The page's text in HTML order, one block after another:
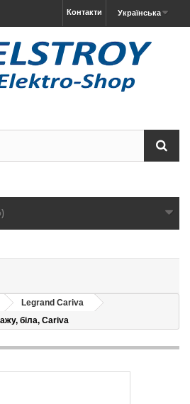
Українська
Контакти
Legrand Cariva
біла, Cariva